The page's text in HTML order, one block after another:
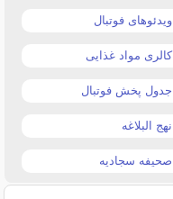
ویدئوهای فوتبال
کالری مواد غذایی
جدول پخش فوتبال
نهج البلاغه
صحیفه سجادیه